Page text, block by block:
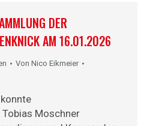
DER
AM 16.01.2026
Von Nico Eikmeier
Moschner